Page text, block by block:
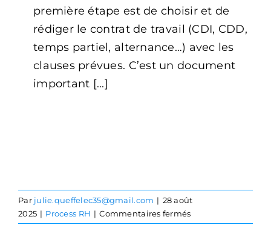
:
les
étapes
clés
première étape est de choisir et de
rédiger le contrat de travail (CDI, CDD,
temps partiel, alternance…) avec les
clauses prévues. C’est un document
important [...]
Par julie.queffelec35@gmail.com | 28 août
2025 | Process RH | Commentaires ferméssur
1ère